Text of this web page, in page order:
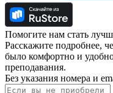
Помогите нам стать
Расскажите подробнее,
было комфортно и
преподавания.
Без указания номера и